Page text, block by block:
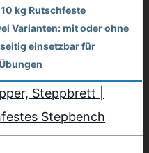
kg Rutschfeste
Varianten: mit oder ohne
einsetzbar für
Steppbrett |
Stepbench